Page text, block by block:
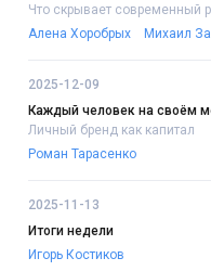
Что скрывает современный
Алена Хоробрых
Михаил
2025-12-09
Каждый человек на своём
Личный бренд как капитал
Роман Тарасенко
2025-11-13
Итоги недели
Игорь Костиков